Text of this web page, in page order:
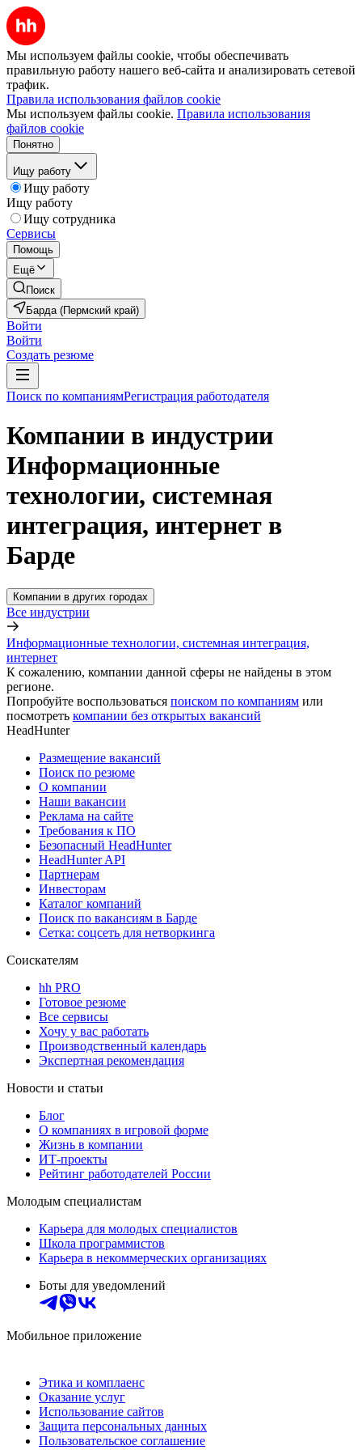
Мы используем файлы cookie, чтобы обеспечивать
правильную работу нашего веб-сайта и анализировать сетевой
трафик.
Правила использования файлов cookie
Мы используем файлы cookie. Правила использования
файлов cookie
Понятно
Ищу работу
Ищу работу
Ищу работу
Ищу сотрудника
Сервисы
Помощь
Ещё
Поиск
Барда (Пермский край)
Войти
Войти
Создать резюме
Поиск по компаниямРегистрация работодателя
Компании в индустрии
Информационные
технологии, системная
интеграция, интернет в
Барде
Компании в других городах
Все индустрии
Информационные технологии, системная интеграция,
интернет
К сожалению, компании данной сферы не найдены в этом
регионе.
Попробуйте воспользоваться поиском по компаниям или
посмотреть компании без открытых вакансий
HeadHunter
Размещение вакансий
Поиск по резюме
О компании
Наши вакансии
Реклама на сайте
Требования к ПО
Безопасный HeadHunter
HeadHunter API
Партнерам
Инвесторам
Каталог компаний
Поиск по вакансиям в Барде
Сетка: соцсеть для нетворкинга
Соискателям
hh PRO
Готовое резюме
Все сервисы
Хочу у вас работать
Производственный календарь
Экспертная рекомендация
Новости и статьи
Блог
О компаниях в игровой форме
Жизнь в компании
ИТ-проекты
Рейтинг работодателей России
Молодым специалистам
Карьера для молодых специалистов
Школа программистов
Карьера в некоммерческих организациях
Боты для уведомлений
Мобильное приложение
Этика и комплаенс
Оказание услуг
Использование сайтов
Защита персональных данных
Пользовательское соглашение